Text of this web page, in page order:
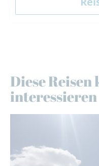
Diese
interessieren